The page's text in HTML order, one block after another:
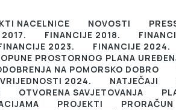
NACELNICE NOVOSTI
FINANCIJE 2018.
2023.
FINANCIJE 2024.
PROSTORNOG PLANA
NA POMORSKO DOBRO
VRIJEDNOSTI 2024.
NATJEČAJI
OTVORENA SAVJETOVANJA
PROJEKTI PRORAČUN